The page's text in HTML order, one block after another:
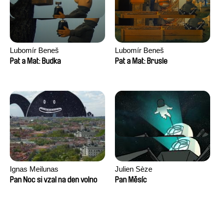
Lubomír Beneš
Pat a Mat: Budka
Lubomír Beneš
Pat a Mat: Brusle
Ignas Meilunas
Pan Noc si vzal na den volno
Julien Sèze
Pan Měsíc